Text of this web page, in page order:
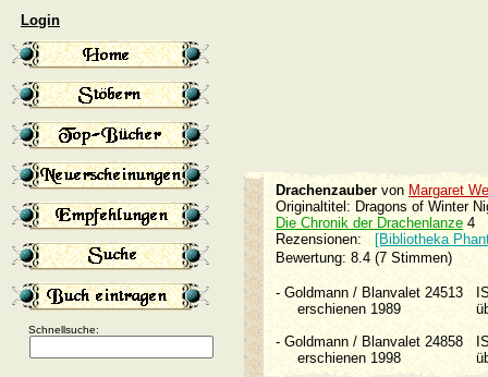
Login
Schnellsuche:
Drachenzauber vonMargaret
Originaltitel: Dragons of Winter
Die Chronik der Drachenlanze4
Rezensionen:[Bibliotheka
Bewertung: 8.4 (7 Stimmen)
- Goldmann / Blanvalet 24513
erschienen 1989
- Goldmann / Blanvalet 24858
erschienen 1998